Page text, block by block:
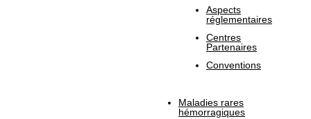
Aspects
réglementaires
Centres
Partenaires
Conventions
Maladies rares
hémorragiques